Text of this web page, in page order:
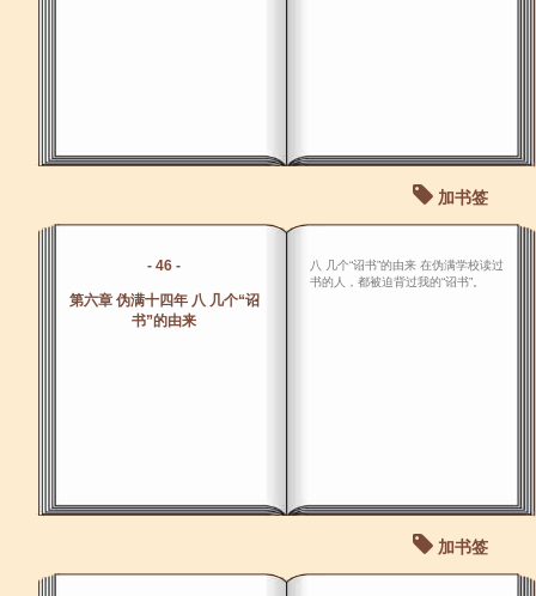
加书签
- 46 -
第六章 伪满十四年 八 几个“诏
书”的由来
八 几个“诏书”的由来 在伪满学校读过
书的人，都被迫背过我的“诏书”。
加书签